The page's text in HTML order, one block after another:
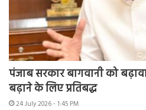
पंजाब सरकार बागवानी को
बढ़ाने के लिए प्रतिबद्ध
24 July 2026 - 1:45 PM